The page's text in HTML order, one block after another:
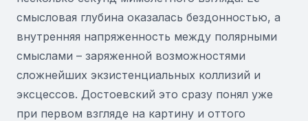
смысловая глубина оказалась бездонностью, а
внутренняя напряженность между полярными
смыслами – заряженной возможностями
сложнейших экзистенциальных коллизий и
эксцессов. Достоевский это сразу понял уже
при первом взгляде на картину и оттого